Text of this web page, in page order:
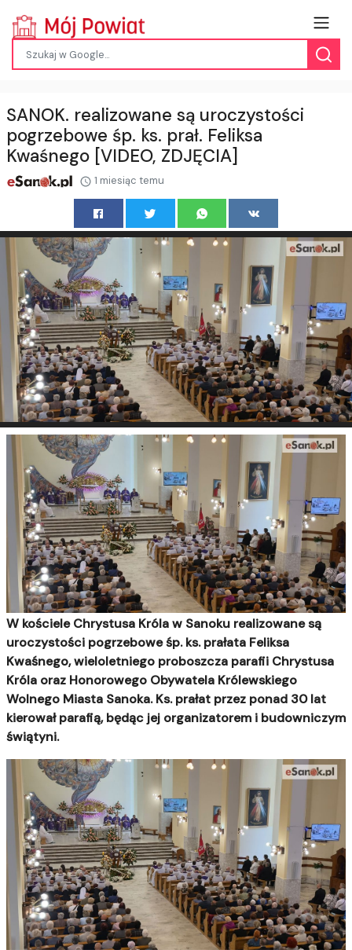
SANOK. realizowane są uroczystości
pogrzebowe śp. ks. prał. Feliksa
Kwaśnego [VIDEO, ZDJĘCIA]
1 miesiąc temu
W kościele Chrystusa Króla w Sanoku realizowane są
uroczystości pogrzebowe śp. ks. prałata Feliksa
Kwaśnego, wieloletniego proboszcza parafii Chrystusa
Króla oraz Honorowego Obywatela Królewskiego
Wolnego Miasta Sanoka. Ks. prałat przez ponad 30 lat
kierował parafią, będąc jej organizatorem i budowniczym
świątyni.